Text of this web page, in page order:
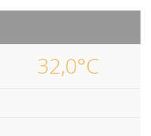
32,0°C